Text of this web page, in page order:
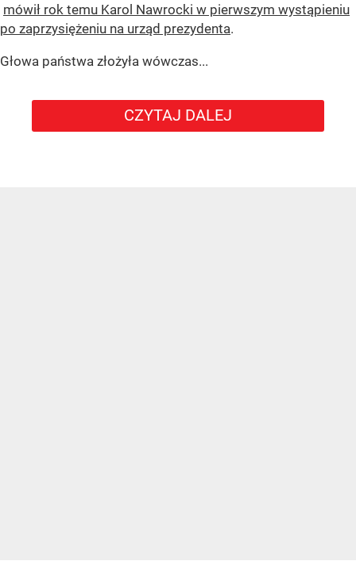
mówił rok temu Karol Nawrocki w pierwszym wystąpieniu
po zaprzysiężeniu na urząd prezydenta.
Głowa państwa złożyła wówczas...
CZYTAJ DALEJ